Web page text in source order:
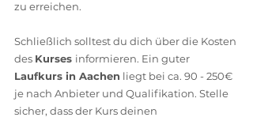
zu erreichen.
Schließlich solltest du dich über die Kosten
des Kurses informieren. Ein guter
Laufkurs in Aachen liegt bei ca. 90 - 250€
je nach Anbieter und Qualifikation. Stelle
sicher, dass der Kurs deinen